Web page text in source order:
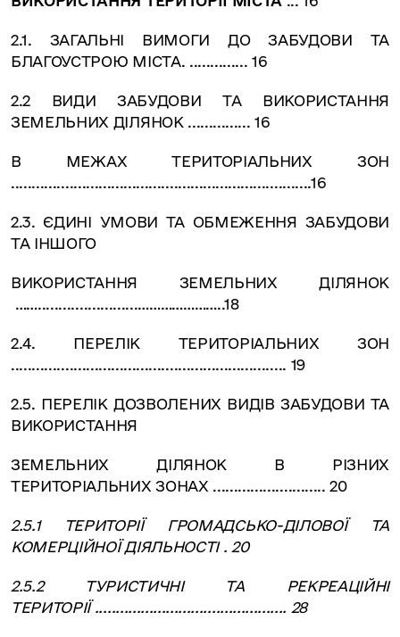
2.1. ЗАГАЛЬНІ ВИМОГИ ДО ЗАБУДОВИ ТА
БЛАГОУСТРОЮ МІСТА. .............. 16
2.2 ВИДИ ЗАБУДОВИ ТА ВИКОРИСТАННЯ
ЗЕМЕЛЬНИХ ДІЛЯНОК ............... 16
В МЕЖАХ ТЕРИТОРІАЛЬНИХ ЗОН
........................................................................16
2.3. ЄДИНІ УМОВИ ТА ОБМЕЖЕННЯ ЗАБУДОВИ
ТА ІНШОГО
ВИКОРИСТАННЯ ЗЕМЕЛЬНИХ ДІЛЯНОК
……........................…………………..18
2.4. ПЕРЕЛІК ТЕРИТОРІАЛЬНИХ ЗОН
.................................................................. 19
2.5. ПЕРЕЛІК ДОЗВОЛЕНИХ ВИДІВ ЗАБУДОВИ ТА
ВИКОРИСТАННЯ
ЗЕМЕЛЬНИХ ДІЛЯНОК В РІЗНИХ
ТЕРИТОРІАЛЬНИХ ЗОНАХ ........................... 20
2.5.1 ТЕРИТОРІЇ ГРОМАДСЬКО-ДІЛОВОЇ ТА
КОМЕРЦІЙНОЇ ДІЯЛЬНОСТІ . 20
2.5.2 ТУРИСТИЧНІ ТА РЕКРЕАЦІЙНІ
ТЕРИТОРІЇ .............................................. 28